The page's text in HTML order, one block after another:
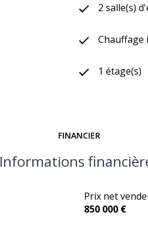
2 salle(s)
Chauffage
1 étage(s)
FINANCIER
Informations
Prix net
850 000 €